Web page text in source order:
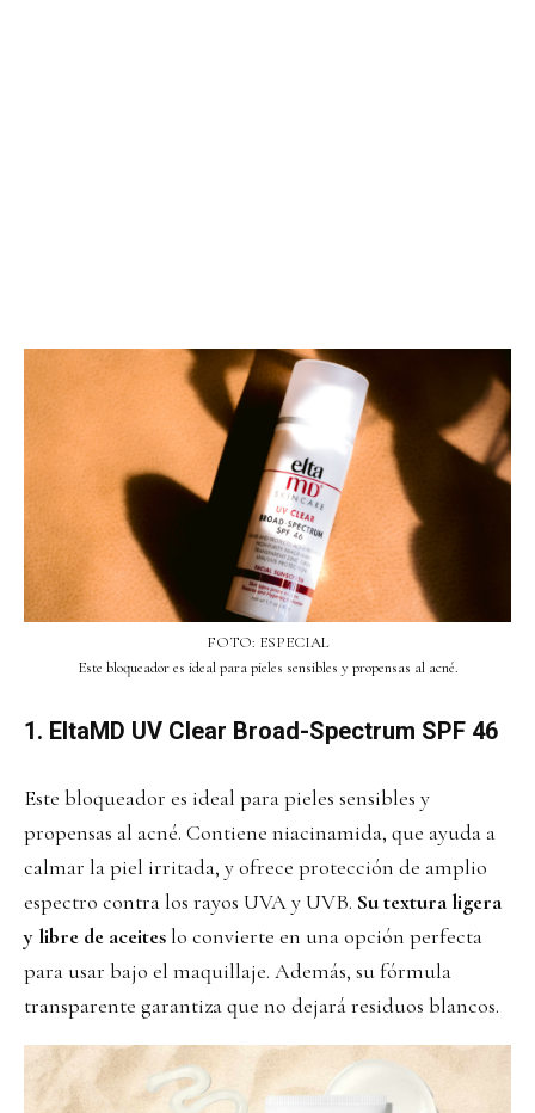
FOTO: ESPECIAL
Este bloqueador es ideal para pieles sensibles y propensas al acné.
1. EltaMD UV Clear Broad-Spectrum SPF 46
Este bloqueador es ideal para pieles sensibles y
propensas al acné. Contiene niacinamida, que ayuda a
calmar la piel irritada, y ofrece protección de amplio
espectro contra los rayos UVA y UVB. Su textura ligera
y libre de aceiteslo convierte en una opción perfecta
para usar bajo el maquillaje. Además, su fórmula
transparente garantiza que no dejará residuos blancos.